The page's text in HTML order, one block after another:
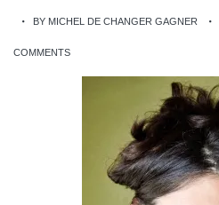
BY MICHEL DE CHANGER GAGNER
COMMENTS